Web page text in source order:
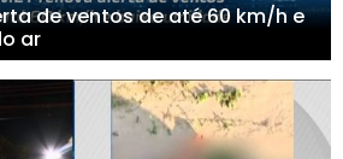
de ventos de até 60 km/h e
ar